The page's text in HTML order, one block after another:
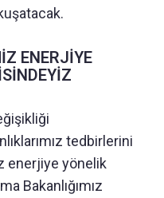
ENERJİYE
tedbirlerini
enerjiye yönelik
Bakanlığımız